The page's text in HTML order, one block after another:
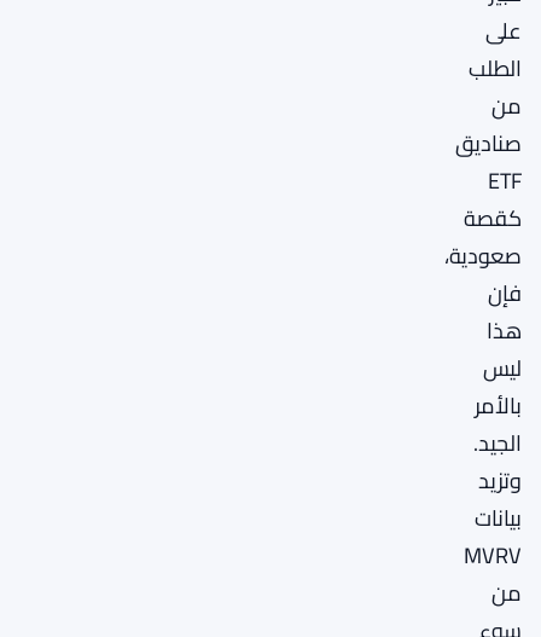
على
الطلب
من
صناديق
ETF
كقصة
صعودية،
فإن
هذا
ليس
بالأمر
الجيد.
وتزيد
بيانات
MVRV
من